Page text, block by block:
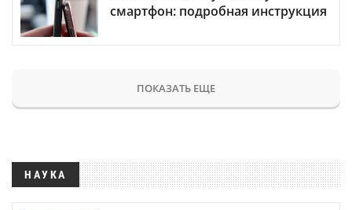
смартфон: подробная инструкция
ПОКАЗАТЬ ЕЩЕ
НАУКА